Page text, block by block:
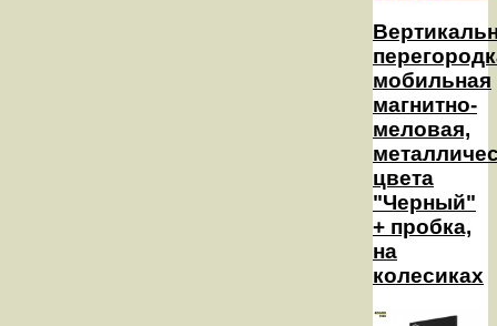
мобильная
магнитно-
меловая,
цвета
"Черный"
+ пробка,
на
колесиках